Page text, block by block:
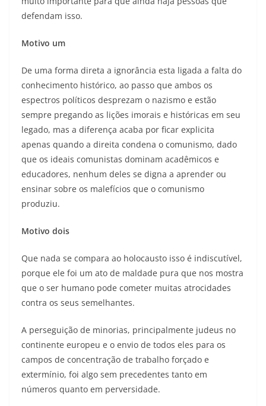
defendam isso.
Motivo um
De uma forma direta a ignorância esta ligada a falta do
conhecimento histórico, ao passo que ambos os
espectros políticos desprezam o nazismo e estão
sempre pregando as lições imorais e históricas em seu
legado, mas a diferença acaba por ficar explicita
apenas quando a direita condena o comunismo, dado
que os ideais comunistas dominam acadêmicos e
educadores, nenhum deles se digna a aprender ou
ensinar sobre os malefícios que o comunismo
produziu.
Motivo dois
Que nada se compara ao holocausto isso é indiscutível,
porque ele foi um ato de maldade pura que nos mostra
que o ser humano pode cometer muitas atrocidades
contra os seus semelhantes.
A perseguição de minorias, principalmente judeus no
continente europeu e o envio de todos eles para os
campos de concentração de trabalho forçado e
extermínio, foi algo sem precedentes tanto em
números quanto em perversidade.